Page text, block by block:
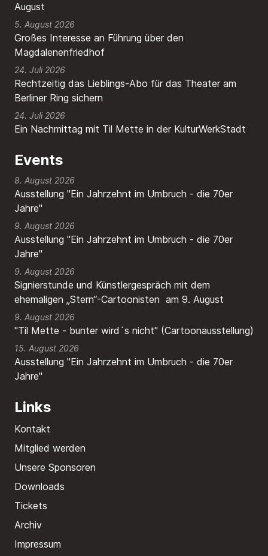
August
Großes Interesse an Führung über den
Magdalenenfriedhof
5. August 2026
Rechtzeitig das Lieblings-Abo für das Theater am
Berliner Ring sichern
24. Juli 2026
Ein Nachmittag mit Til Mette in der KulturWerkStadt
24. Juli 2026
Events
8. August 2026
Ausstellung "Ein Jahrzehnt im Umbruch - die 70er
Jahre"
9. August 2026
Ausstellung "Ein Jahrzehnt im Umbruch - die 70er
Jahre"
9. August 2026
Signierstunde und Künstlergespräch mit dem
ehemaligen „Stern“-Cartoonisten am 9. August
9. August 2026
"Til Mette - bunter wird´s nicht" (Cartoonausstellung)
15. August 2026
Ausstellung "Ein Jahrzehnt im Umbruch - die 70er
Jahre"
Links
Kontakt
Mitglied werden
Unsere Sponsoren
Downloads
Tickets
Archiv
Impressum